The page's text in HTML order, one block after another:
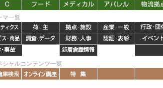
マ一覧
シャルコンテンツ一覧